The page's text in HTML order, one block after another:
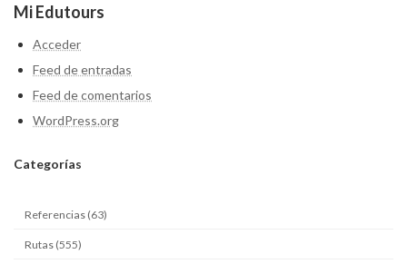
Mi Edutours
Acceder
Feed de entradas
Feed de comentarios
WordPress.org
Categorías
Referencias (63)
Rutas (555)